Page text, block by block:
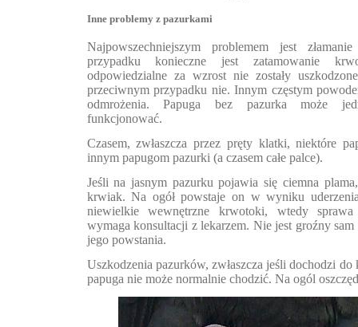
Inne problemy z pazurkami
Najpowszechniejszym problemem jest
przypadku konieczne jest zatamowanie
odpowiedzialne za wzrost nie zostały
przeciwnym przypadku nie. Innym częstym
odmrożenia. Papuga bez pazurka może
funkcjonować.
Czasem, zwłaszcza przez pręty klatki, niektóre
innym papugom pazurki (a czasem całe palce).
Jeśli na jasnym pazurku pojawia się ciemna
krwiak. Na ogół powstaje on w wyniku
niewielkie wewnętrzne krwotoki, wtedy
wymaga konsultacji z lekarzem. Nie jest groźny
jego powstania.
Uszkodzenia pazurków, zwłaszcza jeśli dochodzi
papuga nie może normalnie chodzić. Na ogól